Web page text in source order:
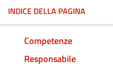
INDICE DELLA PAGINA
Competenze
Responsabile